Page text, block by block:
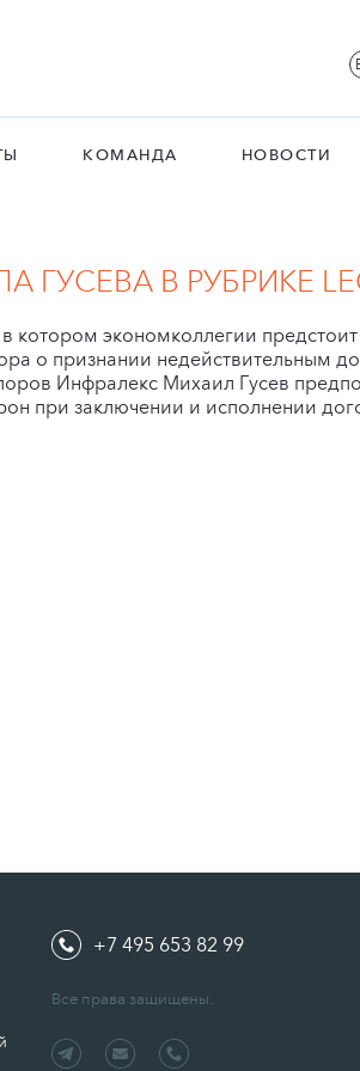
КОМАНДА НОВОСТИ
В РУБРИКЕ
в котором экономколлегии
о признании недействительным
Инфралекс Михаил Гусев
при заключении и исполнении
+7 495 653 82 99
Все права защищены.